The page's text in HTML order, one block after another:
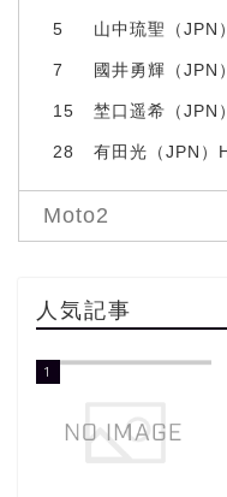
5 山中琉聖（
7 國井勇輝（JPN
15 埜口遥希（JPN
28 有田光（JPN）
Moto2
人気記事
1